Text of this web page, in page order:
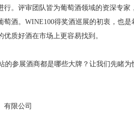
行。评审团队皆为葡萄酒领域的资深专
萄酒。WINE100得奖酒巡展的初衷，也
质好酒在市场上更容易找到。
的参展酒商都是哪些大牌？让我们先睹为
有限公司